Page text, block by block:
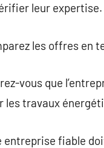
leur expertise.
les offres en
vous que
les travaux
entreprise fiable